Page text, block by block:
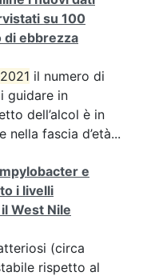
su 100
di ebbrezza
2021 il numero di
guidare in
dell’alcol è in
fascia d’età...
e
i livelli
West Nile
(circa
rispetto al